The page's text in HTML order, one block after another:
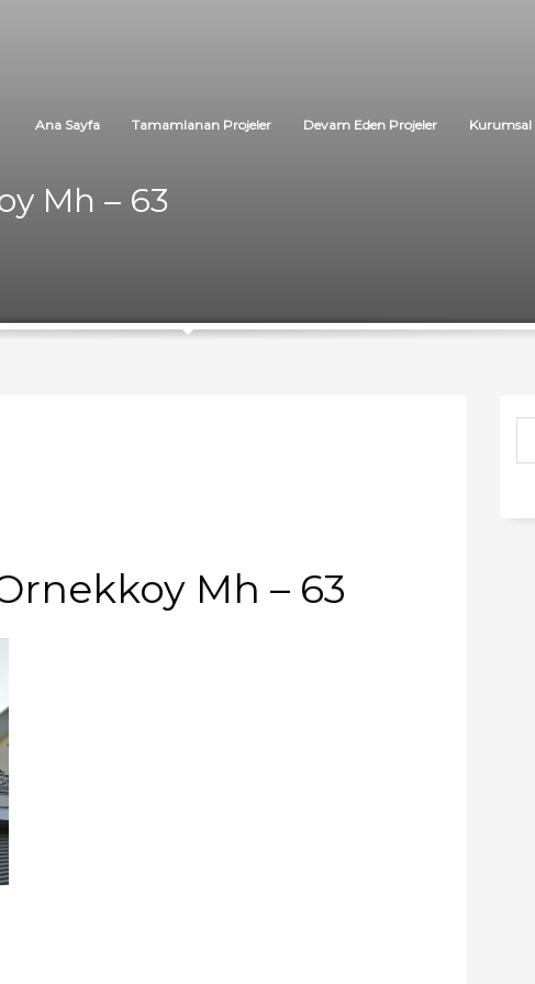
Ana Sayfa Tamamlanan Projeler Devam Eden Projeler Kurumsal
Mh – 63
Mh – 63